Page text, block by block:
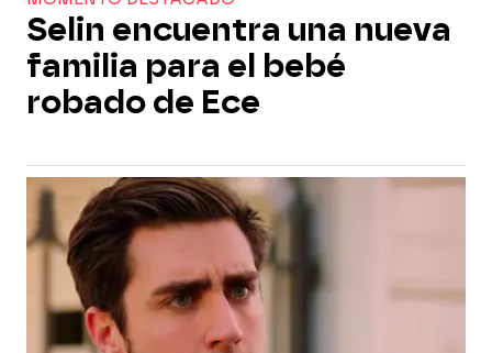
Selin encuentra una nueva
familia para el bebé
robado de Ece